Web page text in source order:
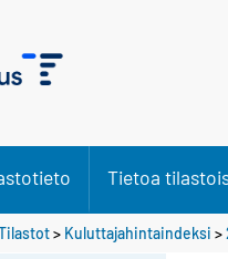
Tietoa
> Kuluttajahintaindeksi >